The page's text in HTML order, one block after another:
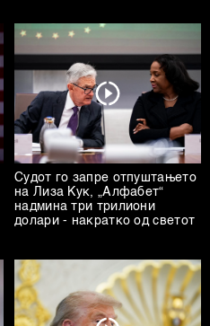
Судот го запре отпуштањето
на Лиза Кук, „Алфабет“
надмина три трилиони
долари - накратко од светот